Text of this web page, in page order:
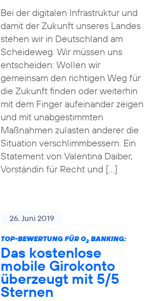
Bei der digitalen Infrastruktur und
damit der Zukunft unseres Landes
stehen wir in Deutschland am
Scheideweg. Wir müssen uns
entscheiden: Wollen wir
gemeinsam den richtigen Weg für
die Zukunft finden oder weiterhin
mit dem Finger aufeinander zeigen
und mit unabgestimmten
Maßnahmen zulasten anderer die
Situation verschlimmbessern. Ein
Statement von Valentina Daiber,
Vorständin für Recht und […]
26. Juni 2019
TOP-BEWERTUNG FÜR O2BANKING:
Das kostenlose
mobile Girokonto
überzeugt mit 5/5
Sternen